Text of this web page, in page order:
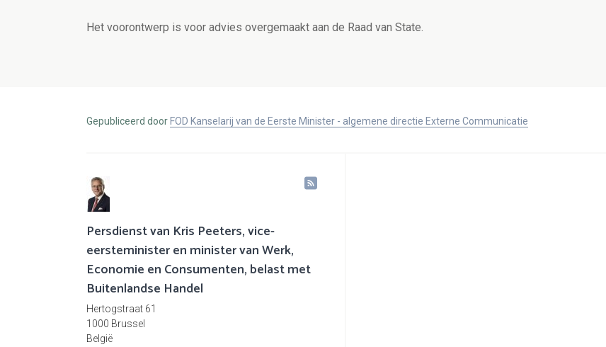
Het voorontwerp is voor advies overgemaakt aan de Raad van State.
Gepubliceerd door FOD Kanselarij van de Eerste Minister - algemene directie Externe Communicatie
Persdienst van Kris Peeters, vice-
eersteminister en minister van Werk,
Economie en Consumenten, belast met
Buitenlandse Handel
Hertogstraat 61
1000 Brussel
België